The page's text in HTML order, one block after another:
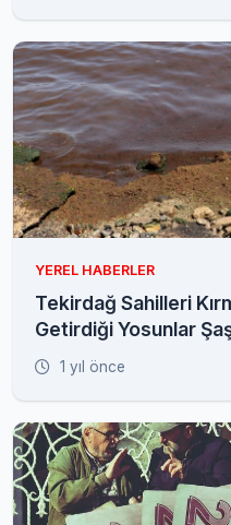
YEREL HABERLER
Tekirdağ Sahilleri
Getirdiği Yosunlar
1 yıl önce